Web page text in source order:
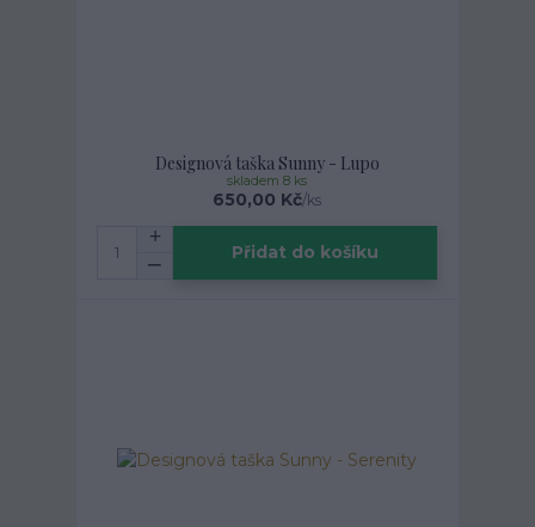
Designová taška Sunny - Lupo
650,00 Kč/ks
skladem 8 ks
Přidat do košíku